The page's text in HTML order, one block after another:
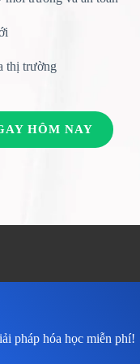
thị trường
HÔM NAY
pháp hóa học miễn phí!